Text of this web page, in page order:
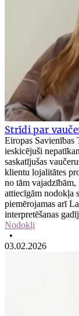
Strīdi par
Eiropas Savienības
ieskicējuši
saskatījušas
klientu lojalitātes
no tām
attiecīgām nodokļa
piemērojamas arī
interpretēšanas
Nodokļi
•
03.02.2026